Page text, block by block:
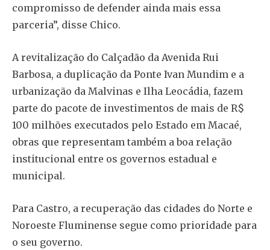
compromisso de defender ainda mais essa
parceria”, disse Chico.
A revitalização do Calçadão da Avenida Rui
Barbosa, a duplicação da Ponte Ivan Mundim e a
urbanização da Malvinas e Ilha Leocádia, fazem
parte do pacote de investimentos de mais de R$
100 milhões executados pelo Estado em Macaé,
obras que representam também a boa relação
institucional entre os governos estadual e
municipal.
Para Castro, a recuperação das cidades do Norte e
Noroeste Fluminense segue como prioridade para
o seu governo.